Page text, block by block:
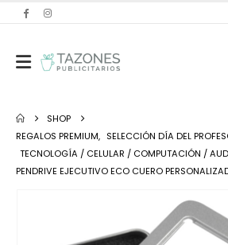
SHOP
REGALOS PREMIUM, SELECCIÓN DÍA DEL
TECNOLOGÍA / CELULAR / COMPUTACIÓN /
PENDRIVE EJECUTIVO ECO CUERO